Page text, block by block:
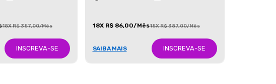
18X R$ 387,00/Mês
INSCREVA-SE
18X R$ 86,00/Mês18X R$ 387,00/Mês
SAIBA MAIS INSCREVA-SE